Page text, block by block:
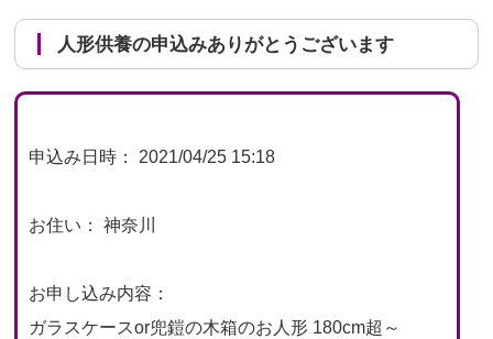
人形供養の申込みありがとうございます
申込み日時： 2021/04/25 15:18
お住い： 神奈川
お申し込み内容：
ガラスケースor兜鎧の木箱のお人形 180cm超～